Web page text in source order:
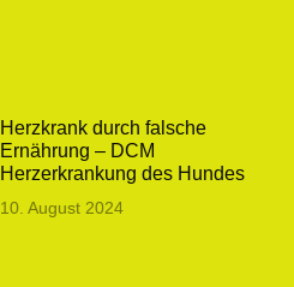
Herzkrank durch falsche
Ernährung – DCM
Herzerkrankung des Hundes
10. August 2024